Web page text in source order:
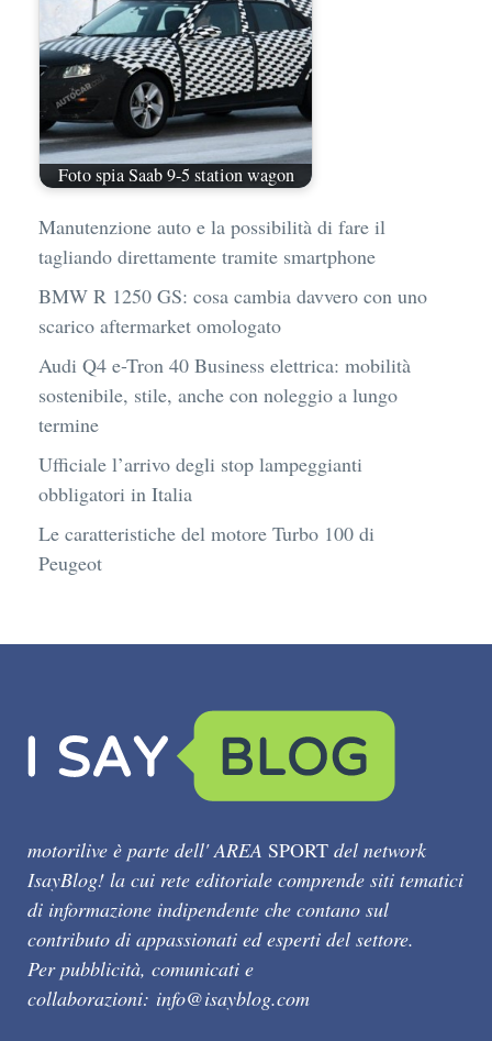
Foto spia Saab 9-5 station wagon
Manutenzione auto e la possibilità di fare il
tagliando direttamente tramite smartphone
BMW R 1250 GS: cosa cambia davvero con uno
scarico aftermarket omologato
Audi Q4 e-Tron 40 Business elettrica: mobilità
sostenibile, stile, anche con noleggio a lungo
termine
Ufficiale l’arrivo degli stop lampeggianti
obbligatori in Italia
Le caratteristiche del motore Turbo 100 di
Peugeot
motorilive è parte dell' AREA SPORT del network
IsayBlog! la cui rete editoriale comprende siti tematici
di informazione indipendente che contano sul
contributo di appassionati ed esperti del settore.
Per pubblicità, comunicati e
collaborazioni: info@isayblog.com